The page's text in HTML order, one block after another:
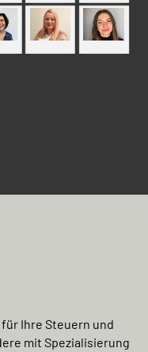
Ihre Steuern und
mit Spezialisierung